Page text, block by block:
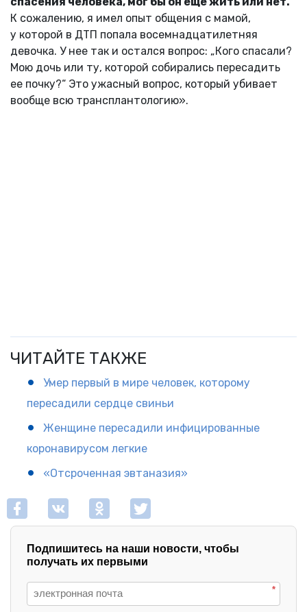
К сожалению, я имел опыт общения с мамой,
у которой в ДТП попала восемнадцатилетняя
девочка. У нее так и остался вопрос: „Кого спасали?
Мою дочь или ту, которой собирались пересадить
ее почку?“ Это ужасный вопрос, который убивает
вообще всю трансплантологию».
ЧИТАЙТЕ ТАКЖЕ
Умер первый в мире человек, которому
пересадили сердце свиньи
Женщине пересадили инфицированные
коронавирусом легкие
«Отсроченная эвтаназия»
Подпишитесь на наши новости, чтобы
получать их первыми
*